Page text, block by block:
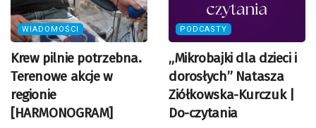
WIADOMOŚCI
Krew pilnie potrzebna.
Terenowe akcje w
regionie
[HARMONOGRAM]
PODCASTY
„Mikrobajki dla dzieci i
dorosłych” Natasza
Ziółkowska-Kurczuk |
Do-czytania